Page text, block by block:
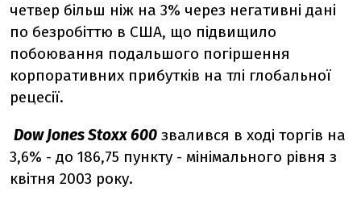
четвер більш ніж на 3% через негативні дані
по безробіттю в США, що підвищило
побоювання подальшого погіршення
корпоративних прибутків на тлі глобальної
рецесії.
Dow Jones Stoxx 600 звалився в ході торгів на
3,6% - до 186,75 пункту - мінімального рівня з
квітня 2003 року.